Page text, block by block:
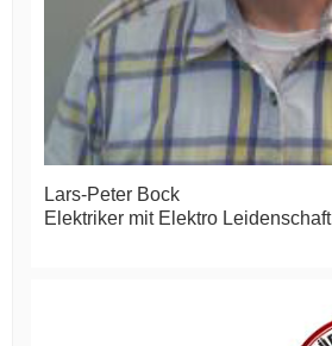
Lars-Peter Bock
Elektriker mit Elektro Leidenschaft